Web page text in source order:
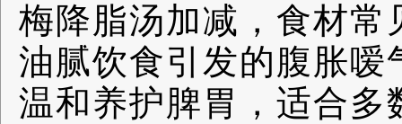
梅降脂汤加减，食材
油腻饮食引发的腹胀
温和养护脾胃，适合多